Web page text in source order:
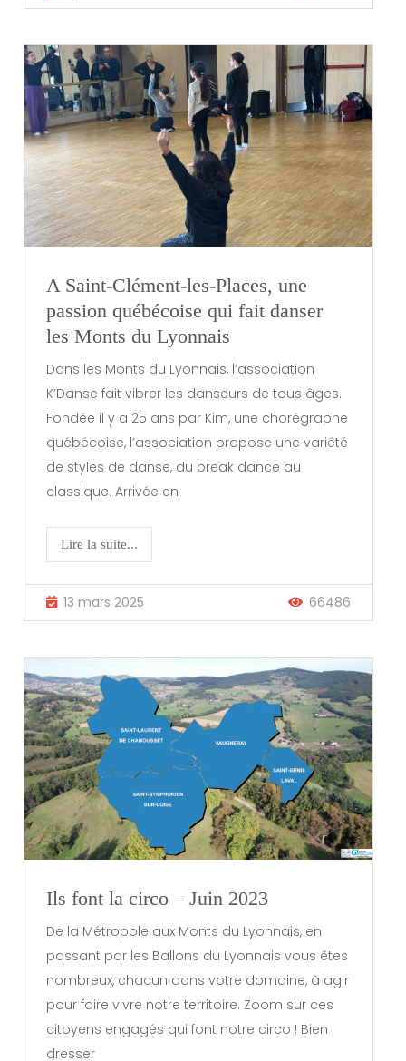
A Saint-Clément-les-Places, une
passion québécoise qui fait danser
les Monts du Lyonnais
Dans les Monts du Lyonnais, l’association
K’Danse fait vibrer les danseurs de tous âges.
Fondée il y a 25 ans par Kim, une chorégraphe
québécoise, l’association propose une variété
de styles de danse, du break dance au
classique. Arrivée en
Lire la suite...
13 mars 2025 66486
Ils font la circo – Juin 2023
De la Métropole aux Monts du Lyonnais, en
passant par les Ballons du Lyonnais vous êtes
nombreux, chacun dans votre domaine, à agir
pour faire vivre notre territoire. Zoom sur ces
citoyens engagés qui font notre circo ! Bien
dresser